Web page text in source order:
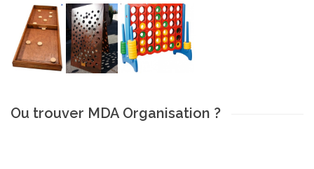
Ou trouver MDA Organisation ?